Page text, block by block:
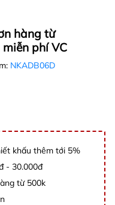
hàng từ
phí VC
NKADB06D
khấu thêm tới 5%
- 30.000đ
từ 500k